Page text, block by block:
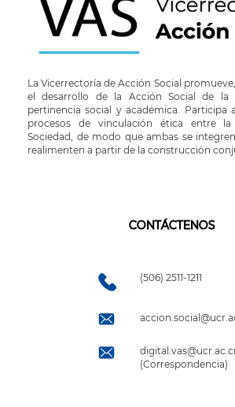
La Vicerrectoría de Acción Social
el desarrollo de la Acción Social de la
pertinencia social y académica. Participa
procesos de vinculación ética entre
Sociedad, de modo que ambas se
realimenten a partir de la construcción
CONTÁCTENOS
(506) 2511-1211
(Correspondencia)